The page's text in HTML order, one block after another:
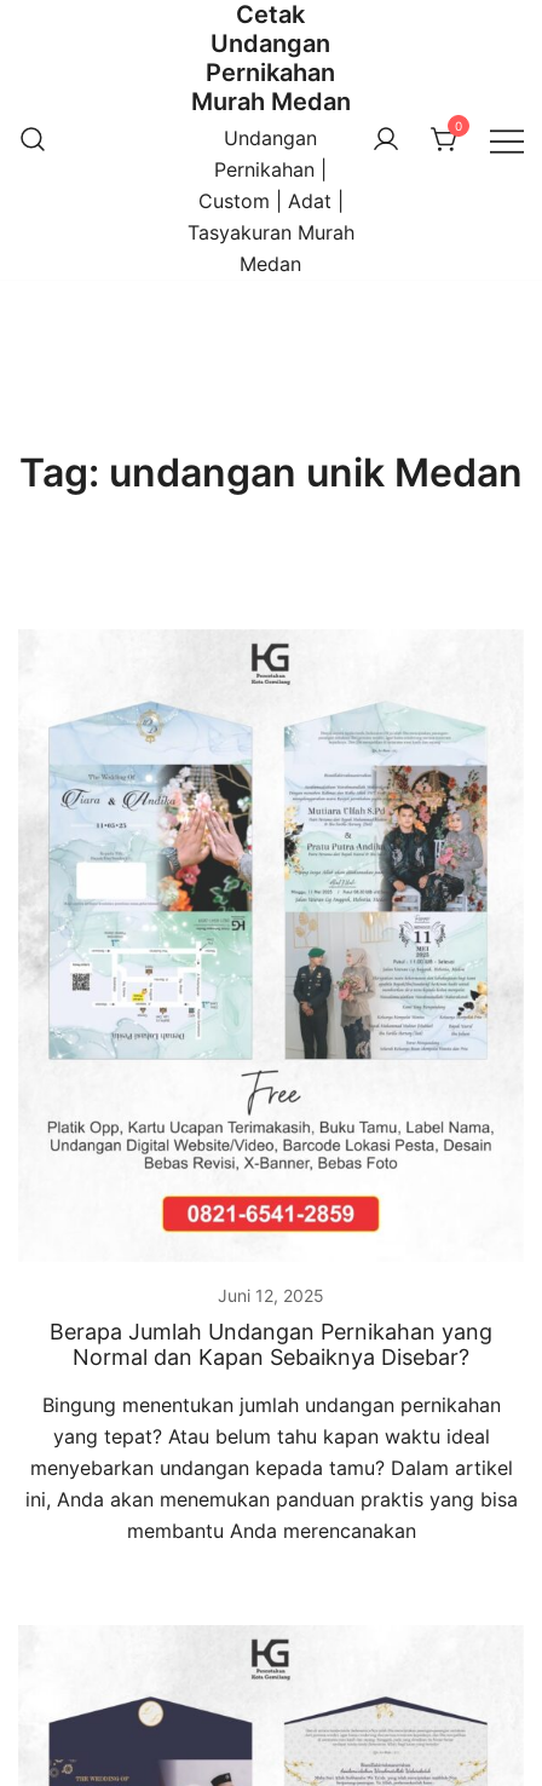
Cetak
Undangan
Pernikahan
Murah Medan
Undangan
Pernikahan |
Custom | Adat |
Tasyakuran Murah
Medan
0
Tag: undangan unik Medan
Juni 12, 2025
Berapa Jumlah Undangan Pernikahan yang
Normal dan Kapan Sebaiknya Disebar?
Bingung menentukan jumlah undangan pernikahan
yang tepat? Atau belum tahu kapan waktu ideal
menyebarkan undangan kepada tamu? Dalam artikel
ini, Anda akan menemukan panduan praktis yang bisa
membantu Anda merencanakan